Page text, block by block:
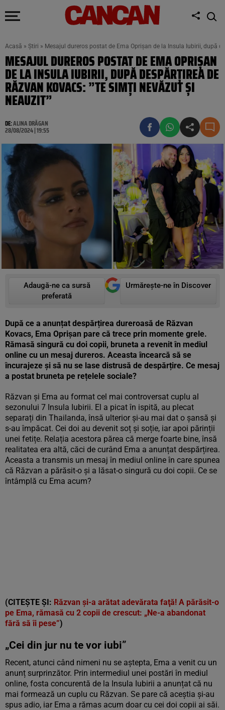
Acasă » Știri » Mesajul dureros postat de Ema Oprișan de la Insula Iubirii, după
MESAJUL DUREROS POSTAT DE EMA OPRIȘAN
DE LA INSULA IUBIRII, DUPĂ DESPĂRȚIREA DE
RĂZVAN KOVACS: ”TE SIMȚI NEVĂZUT ȘI
NEAUZIT”
DE:ALINA DRĂGAN
28/08/2024 | 19:55
Adaugă-ne ca sursă
preferată
Urmărește-ne în Discover
După ce a anunțat despărțirea dureroasă de Răzvan
Kovacs, Ema Oprișan pare că trece prin momente grele.
Rămasă singură cu doi copii, bruneta a revenit în mediul
online cu un mesaj dureros. Aceasta încearcă să se
încurajeze și să nu se lase distrusă de despărțire. Ce mesaj
a postat bruneta pe rețelele sociale?
Răzvan și Ema au format cel mai controversat cuplu al
sezonului 7 Insula Iubirii. El a picat în ispită, au plecat
separați din Thailanda, însă ulterior și-au mai dat o șansă și
s-au împăcat. Cei doi au devenit soț și soție, iar apoi părinții
unei fetițe. Relația acestora părea că merge foarte bine, însă
realitatea era altă, căci de curând Ema a anunțat despărțirea.
Aceasta a transmis un mesaj în mediul online în care spunea
că Răzvan a părăsit-o și a lăsat-o singură cu doi copii. Ce se
întâmplă cu Ema acum?
(CITEȘTE ȘI: Răzvan şi-a arătat adevărata faţă! A părăsit-o
pe Ema, rămasă cu 2 copii de crescut: „Ne-a abandonat
fără să îi pese”)
„Cei din jur nu te vor iubi”
Recent, atunci când nimeni nu se aștepta, Ema a venit cu un
anunț surprinzător. Prin intermediul unei postări în mediul
online, fosta concurentă de la Insula Iubirii a anunțat că nu
mai formează un cuplu cu Răzvan. Se pare că aceștia și-au
spus adio, iar Ema a rămas acum doar cu cei doi copii ai săi.